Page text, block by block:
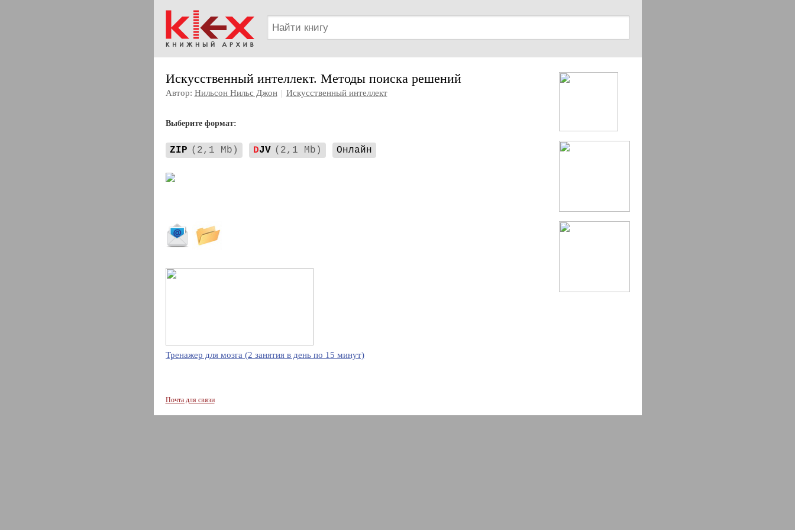
Искусственный интеллект. Методы поиска решений
Автор: Нильсон Нильс Джон | Искусственный интеллект
Выберите формат:
ZIP (2,1 Mb) DJV (2,1 Mb) Онлайн
Тренажер для мозга (2 занятия в день по 15 минут)
Почта для связи